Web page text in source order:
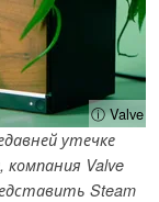
ⓘ Valve
утечке
Valve
Steam